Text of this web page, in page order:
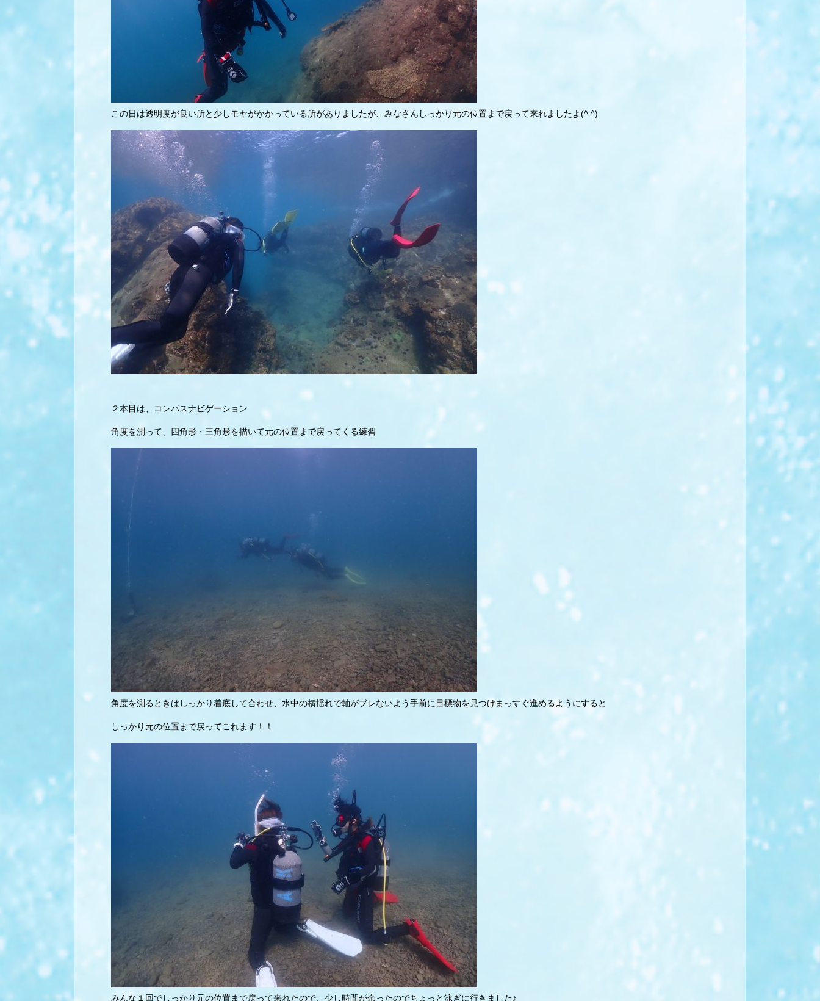
この日は透明度が良い所と少しモヤがかかっている所がありましたが、みなさんしっかり元の位置まで戻って来れましたよ(^ ^)
２本目は、コンパスナビゲーション
角度を測って、四角形・三角形を描いて元の位置まで戻ってくる練習
角度を測るときはしっかり着底して合わせ、水中の横揺れで軸がブレないよう手前に目標物を見つけまっすぐ進めるようにすると
しっかり元の位置まで戻ってこれます！！
みんな１回でしっかり元の位置まで戻って来れたので、少し時間が余ったのでちょっと泳ぎに行きました♪